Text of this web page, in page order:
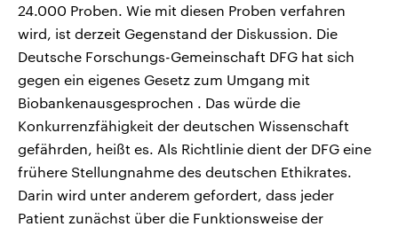
24.000 Proben. Wie mit diesen Proben verfahren
wird, ist derzeit Gegenstand der Diskussion. Die
Deutsche Forschungs-Gemeinschaft DFG hat sich
gegen ein eigenes Gesetz zum Umgang mit
Biobankenausgesprochen . Das würde die
Konkurrenzfähigkeit der deutschen Wissenschaft
gefährden, heißt es. Als Richtlinie dient der DFG eine
frühere Stellungnahme des deutschen Ethikrates.
Darin wird unter anderem gefordert, dass jeder
Patient zunächst über die Funktionsweise der